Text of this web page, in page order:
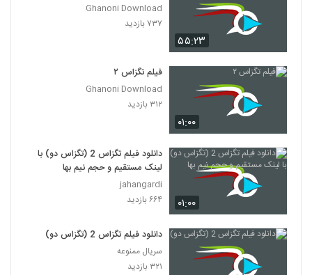
۵۵:۲۳
Ghanoni Download
۷۳۷ بازدید
۰۱:۰۰
فیلم تگزاس ۲
Ghanoni Download
۳۱۲ بازدید
۰۱:۰۰
دانلود فیلم تگزاس 2 (تگزاس دو) با
لینک مستقیم و حجم نیم بها
jahangardi
۶۶۴ بازدید
دانلود فیلم تگزاس 2 (تگزاس دو)
سریال ممنوعه
۳۲۱ بازدید